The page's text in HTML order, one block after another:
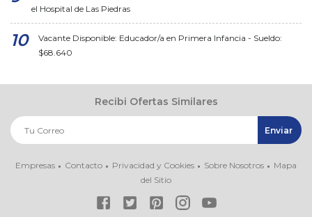
el Hospital de Las Piedras
Vacante Disponible: Educador/a en Primera Infancia - Sueldo:
$68.640
Recibi Ofertas Similares
Empresas Contacto Privacidad y Cookies Sobre Nosotros
Mapa
del Sitio